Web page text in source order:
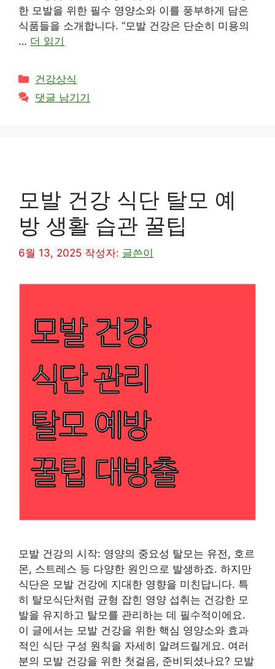
한 모발을 위한 필수 영양소와 이를 풍부하게 담은
식품들을 소개합니다. “모발 건강은 단순히 미용의
… 더 읽기
카
테
건강상식
댓글 남기기
모발 건강 식단 탈모 예
방 생활 습관 꿀팁
6월 13, 2025 작성자: 글쓴이
모발 건강의 시작: 영양의 중요성 탈모는 유전, 호르
몬, 스트레스 등 다양한 원인으로 발생하죠. 하지만
식단은 모발 건강에 지대한 영향을 미친답니다. 특
히 탈모식단처럼 균형 잡힌 영양 섭취는 건강한 모
발을 유지하고 탈모를 관리하는 데 필수적이에요.
이 글에서는 모발 건강을 위한 핵심 영양소와 효과
적인 식단 구성 원칙을 자세히 알려드릴게요. 여러
분의 모발 건강을 위한 첫걸음, 준비되셨나요? 모발